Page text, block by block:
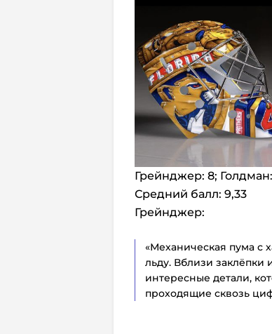
Грейнджер: 8;
Средний балл: 9,33
Грейнджер:
«Механическая пума с
льду. Вблизи заклёпки
интересные детали,
проходящие сквозь